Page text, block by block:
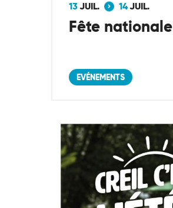
13JUIL. 14JUIL.
Fête
EVÉNEMENTS